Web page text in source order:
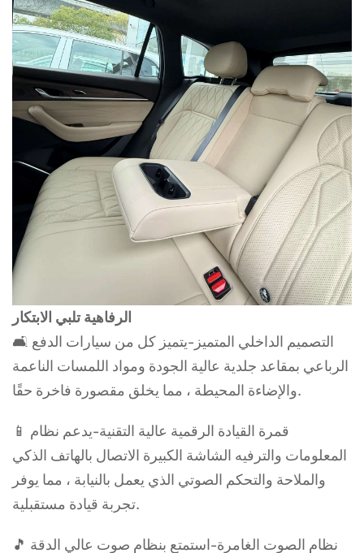
الرفاهية تلبي الابتكار
🛋 التصميم الداخلي المتميز-يتميز كل من سيارات الدفع
الرباعي بمقاعد جلدية عالية الجودة ومواد اللمسات الناعمة
والإضاءة المحيطة ، مما يخلق مقصورة فاخرة حقًا.
📱 قمرة القيادة الرقمية عالية التقنية-يدعم نظام
المعلومات والترفيه الشاشة الكبيرة الاتصال بالهاتف الذكي
والملاحة والتحكم الصوتي الذي يعمل بالنيابة ، مما يوفر
تجربة قيادة مستقبلية.
🎵 نظام الصوت الغامرة-استمتع بنظام صوت عالي الدقة